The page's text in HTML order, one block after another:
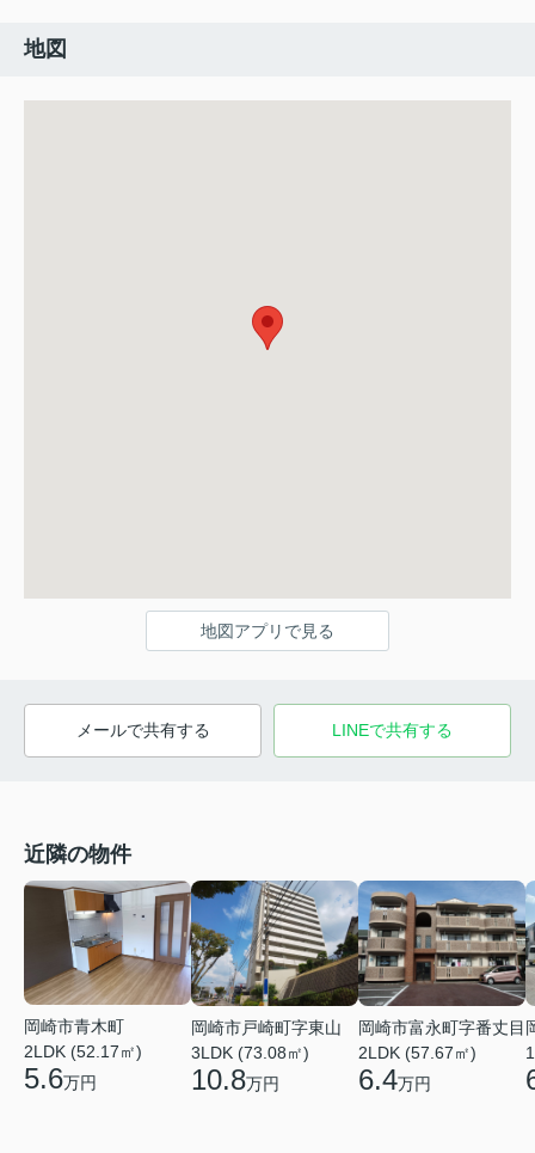
地図
地図アプリで見る
メールで共有する LINEで共有する
近隣の物件
岡崎市青木町
2LDK (52.17㎡)
5.6万円
岡崎市戸崎町字東山
3LDK (73.08㎡)
10.8万円
岡崎市富永町字番丈目
2LDK (57.67㎡)
6.4万円